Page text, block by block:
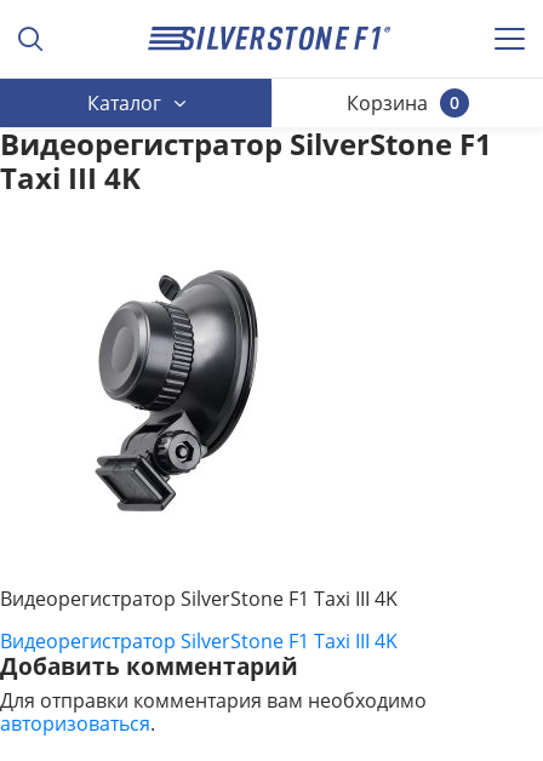
Каталог 0
Корзина
Видеорегистратор SilverStone F1
Taxi III 4K
Видеорегистратор SilverStone F1 Taxi III 4K
НАВИГАЦИЯ
ПО
ЗАПИСЯМ
Видеорегистратор SilverStone F1 Taxi III 4K
Добавить комментарий
Для отправки комментария вам необходимо
авторизоваться.